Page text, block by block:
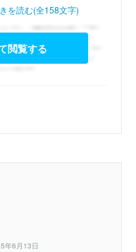
を読む(全158文字)
閲覧する
年6月13日